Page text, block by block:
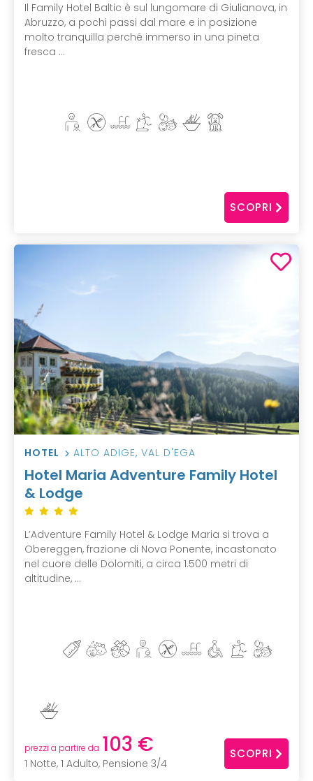
Il Family Hotel Baltic è sul lungomare di Giulianova, in
Abruzzo, a pochi passi dal mare e in posizione
molto tranquilla perché immerso in una pineta
fresca ...
SCOPRI
HOTEL ALTO ADIGE, VAL D'EGA
Hotel Maria Adventure Family Hotel
& Lodge
L’Adventure Family Hotel & Lodge Maria si trova a
Obereggen, frazione di Nova Ponente, incastonato
nel cuore delle Dolomiti, a circa 1.500 metri di
altitudine, ...
prezzi a partire da 103 €
1 Notte, 1 Adulto, Pensione 3/4
SCOPRI